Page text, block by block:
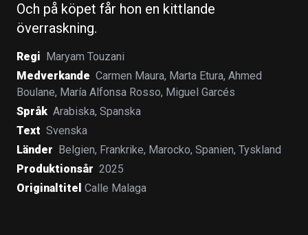
Och på köpet får hon en kittlande
överraskning.
Regi Maryam Touzani
Medverkande Carmen Maura, Marta Etura, Ahmed
Boulane, María Alfonsa Rosso, Miguel Garcés
Språk Arabiska, Spanska
Text Svenska
Länder Belgien, Frankrike, Marocko, Spanien, Tyskland
Produktionsår 2025
Originaltitel Calle Malaga